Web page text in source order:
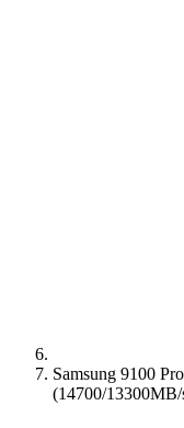
Samsung 9100
(14700/13300MB/